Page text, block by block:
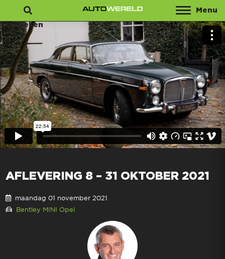
Menu
Zoeken
AFLEVERING 8 – 31 OKTOBER 2021
maandag 01 november 2021
Bentley MINI Opel